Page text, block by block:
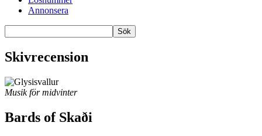
Annonsera
Skivrecension
Musik för midvinter
Bards of Skaði